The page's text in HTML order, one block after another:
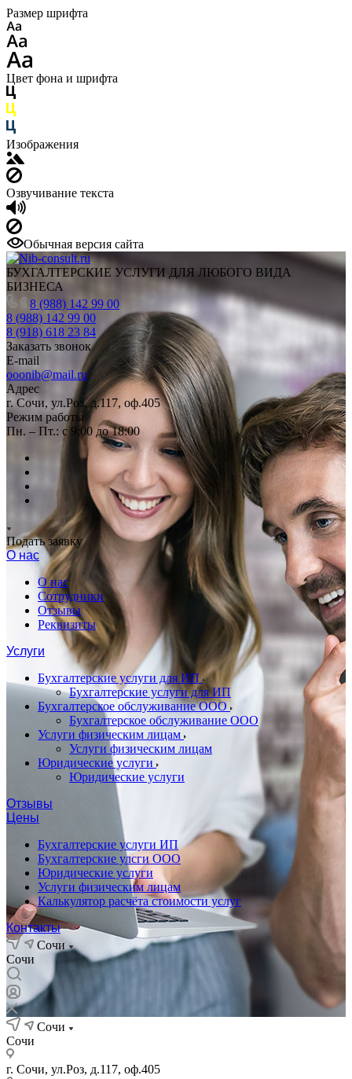
Размер шрифта
Цвет фона и шрифта
Изображения
Озвучивание текста
Обычная версия сайта
БУХГАЛТЕРСКИЕ УСЛУГИ ДЛЯ ЛЮБОГО ВИДА
БИЗНЕСА
8 (988) 142 99 00
8 (988) 142 99 00
8 (918) 618 23 84
Заказать звонок
E-mail
ooonib@mail.ru
Адрес
г. Сочи, ул.Роз, д.117, оф.405
Режим работы
Пн. – Пт.: с 9:00 до 18:00
Подать заявку
О нас
О нас
Сотрудники
Отзывы
Реквизиты
Услуги
Бухгалтерские услуги для ИП
Бухгалтерские услуги для ИП
Бухгалтерское обслуживание ООО
Бухгалтерское обслуживание ООО
Услуги физическим лицам
Услуги физическим лицам
Юридические услуги
Юридические услуги
Отзывы
Цены
Бухгалтерские услуги ИП
Бухгалтерские улсги ООО
Юридические услуги
Услуги физическим лицам
Калькулятор расчёта стоимости услуг
Контакты
Сочи
Сочи
Сочи
Сочи
г. Сочи, ул.Роз, д.117, оф.405